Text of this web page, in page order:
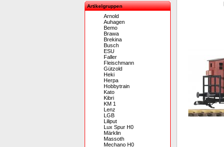
Artikelgruppen
Arnold
Auhagen
Bemo
Brawa
Brekina
Busch
ESU
Faller
Fleischmann
Gützold
Heki
Herpa
Hobbytrain
Kato
Kibri
KM 1
Lenz
LGB
Liliput
Lux Spur H0
Märklin
Massoth
Mechano H0